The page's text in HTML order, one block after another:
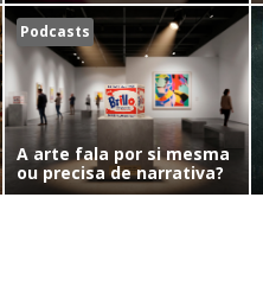
Podcasts
A arte fala por si mesma
ou precisa de narrativa?